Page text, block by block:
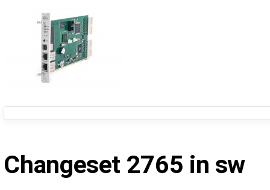
Changeset 2765 in sw